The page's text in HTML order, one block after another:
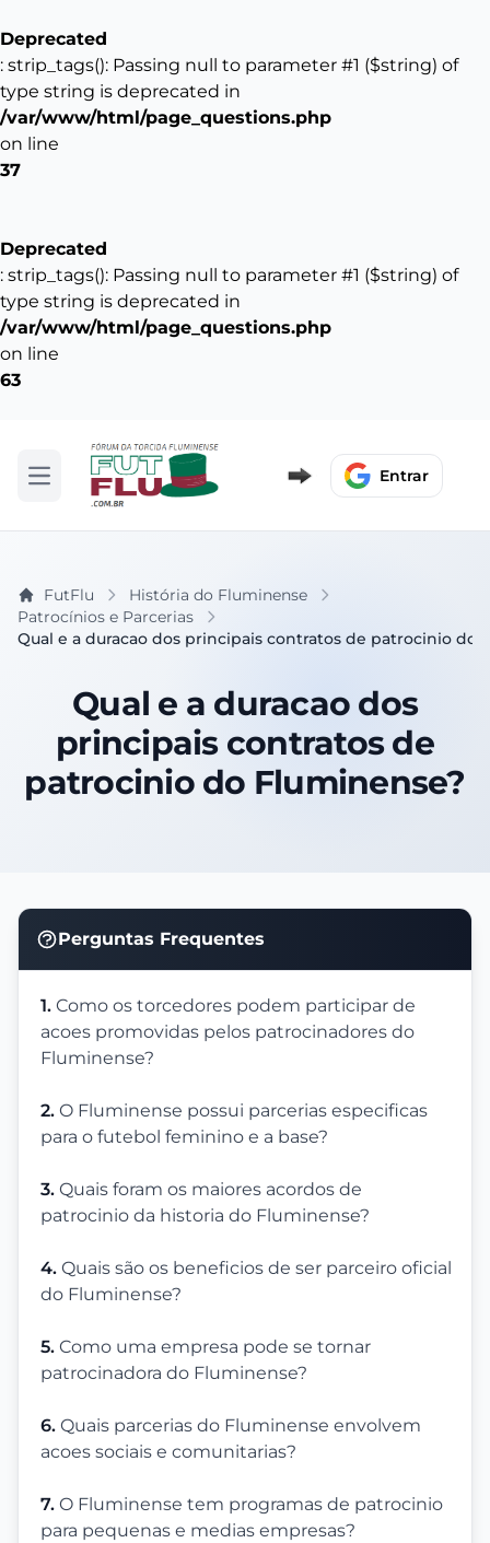
Deprecated
: strip_tags(): Passing null to parameter #1 ($string) of
type string is deprecated in
/var/www/html/page_questions.php
on line
37
Deprecated
: strip_tags(): Passing null to parameter #1 ($string) of
type string is deprecated in
/var/www/html/page_questions.php
on line
63
Abrir menu Entrar
FutFlu
História do Fluminense
Patrocínios e Parcerias
Qual e a duracao dos principais contratos de patrocinio do
Qual e a duracao dos
principais contratos de
patrocinio do Fluminense?
Perguntas Frequentes
1. Como os torcedores podem participar de
acoes promovidas pelos patrocinadores do
Fluminense?
2. O Fluminense possui parcerias especificas
para o futebol feminino e a base?
3. Quais foram os maiores acordos de
patrocinio da historia do Fluminense?
4. Quais são os beneficios de ser parceiro oficial
do Fluminense?
5. Como uma empresa pode se tornar
patrocinadora do Fluminense?
6. Quais parcerias do Fluminense envolvem
acoes sociais e comunitarias?
7. O Fluminense tem programas de patrocinio
para pequenas e medias empresas?